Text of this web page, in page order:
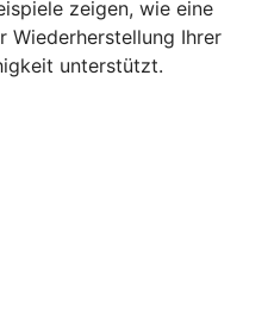
zeigen, wie eine
Wieder­herstellung Ihrer
unterstützt.